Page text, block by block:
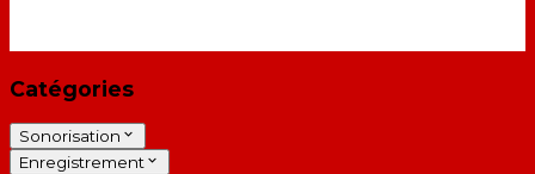
Catégories
Sonorisation
Enregistrement